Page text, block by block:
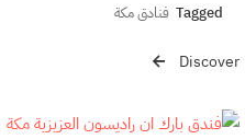
Tagged فنادق مكة
Discover